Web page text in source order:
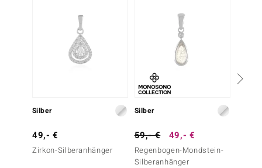
BY DE MELO
Silber
49,- €
Zirkon-Silberanhänger
Silber
59,- € 49,- €
Regenbogen-Mondstein-
Silberanhänger